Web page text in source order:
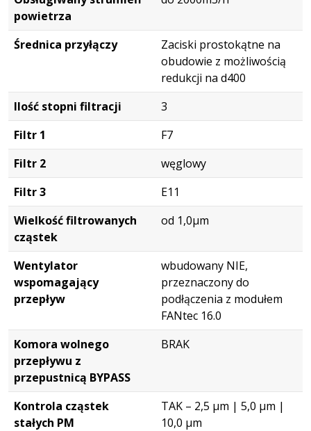
powietrza
Średnica przyłączy
Zaciski prostokątne na
obudowie z możliwością
redukcji na d400
Ilość stopni filtracji
3
Filtr 1
F7
Filtr 2
węglowy
Filtr 3
E11
Wielkość filtrowanych
cząstek
od 1,0μm
Wentylator
wspomagający
przepływ
wbudowany NIE,
przeznaczony do
podłączenia z modułem
FANtec 16.0
Komora wolnego
przepływu z
przepustnicą BYPASS
BRAK
Kontrola cząstek
stałych PM
TAK – 2,5 μm | 5,0 μm |
10,0 μm